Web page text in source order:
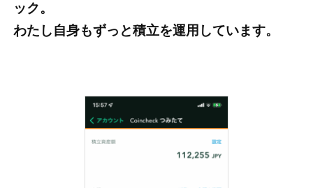
ック。
わたし自身もずっと積立を運用しています。